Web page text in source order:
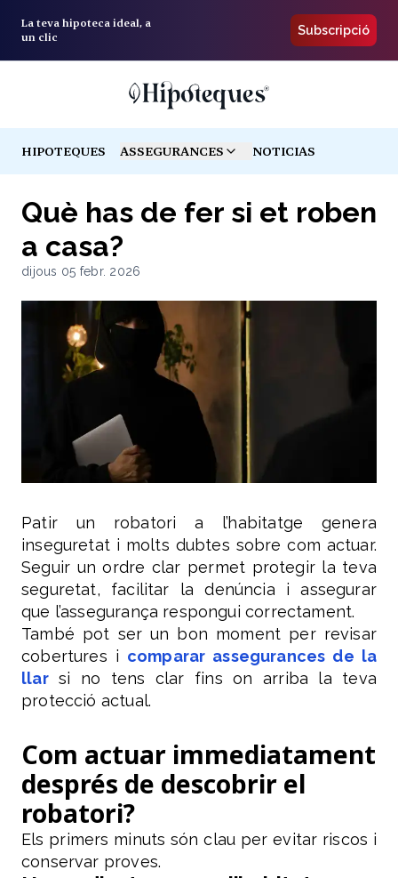
La teva hipoteca ideal, a
un clic
Subscripció
HIPOTEQUES ASSEGURANCES
TOGGLE MENU NOTICIAS
Què has de fer si et roben
a casa?
dijous 05 febr. 2026
Patir un robatori a l’habitatge genera
inseguretat i molts dubtes sobre com actuar.
Seguir un ordre clar permet protegir la teva
seguretat, facilitar la denúncia i assegurar
que l’assegurança respongui correctament.
També pot ser un bon moment per revisar
cobertures i comparar assegurances de la
llarsi no tens clar fins on arriba la teva
protecció actual.
Com actuar immediatament
després de descobrir el
robatori?
Els primers minuts són clau per evitar riscos i
conservar proves.